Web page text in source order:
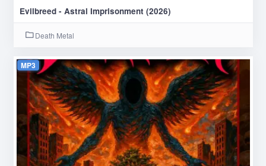
Evilbreed - Astral Imprisonment (2026)
Death Metal
MP3